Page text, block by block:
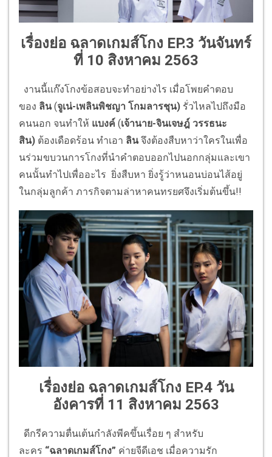
เรื่องย่อ ฉลาดเกมส์โกง EP.3 วันจันทร์
ที่ 10 สิงหาคม 2563
งานนี้แก๊งโกงข้อสอบจะทำอย่างไร เมื่อโพยคำตอบ
ของ ลิน(จูเน่-เพลินพิชญา โกมลารชุน) รั่วไหลไปถึงมือ
คนนอก จนทำให้ แบงค์ (เจ้านาย-จินเจษฎ์ วรรธนะ
สิน) ต้องเดือดร้อน ทำเอา ลินจึงต้องสืบหาว่าใครในเพื่อ
นร่วมขบวนการโกงที่นำคำตอบออกไปนอกกลุ่มและเขา
คนนั้นทำไปเพื่ออะไร ยิ่งสืบหา ยิ่งรู้ว่าหนอนบ่อนไส้อยู่
ในกลุ่มลูกค้า ภารกิจตามล่าหาคนทรยศจึงเริ่มต้นขึ้น!!
เรื่องย่อ ฉลาดเกมส์โกง EP.4 วัน
อังคารที่ 11 สิงหาคม 2563
ดีกรีความตื่นเต้นกำลังพีคขึ้นเรื่อย ๆ สำหรับ
ละคร “ฉลาดเกมส์โกง” ค่ายจีดีเอช เมื่อความรัก